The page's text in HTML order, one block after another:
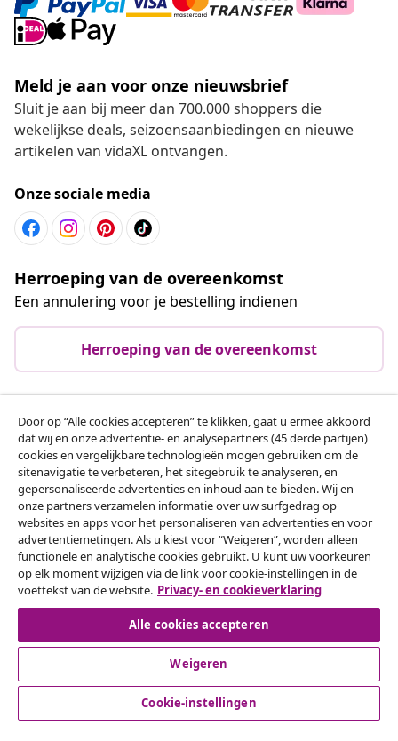
Meld je aan voor onze nieuwsbrief
Sluit je aan bij meer dan 700.000 shoppers die
wekelijkse deals, seizoensaanbiedingen en nieuwe
artikelen van vidaXL ontvangen.
Onze sociale media
Herroeping van de overeenkomst
Een annulering voor je bestelling indienen
Herroeping van de overeenkomst
Klantenservice
Zakelijk
vidaXL
Ontdek meer
© 2008-2026 vidaXL www.vidaxl.nl is een website van vidaXL
Door op “Alle cookies accepteren” te klikken, gaat u ermee akkoord
dat wij en onze advertentie- en analysepartners (45 derde partijen)
cookies en vergelijkbare technologieën mogen gebruiken om de
sitenavigatie te verbeteren, het sitegebruik te analyseren, en
gepersonaliseerde advertenties en inhoud aan te bieden. Wij en
onze partners verzamelen informatie over uw surfgedrag op
websites en apps voor het personaliseren van advertenties en voor
advertentiemetingen. Als u kiest voor “Weigeren”, worden alleen
functionele en analytische cookies gebruikt. U kunt uw voorkeuren
op elk moment wijzigen via de link voor cookie-instellingen in de
voettekst van de website. Privacy- en cookieverklaring
Alle cookies accepteren
Weigeren
Cookie-instellingen